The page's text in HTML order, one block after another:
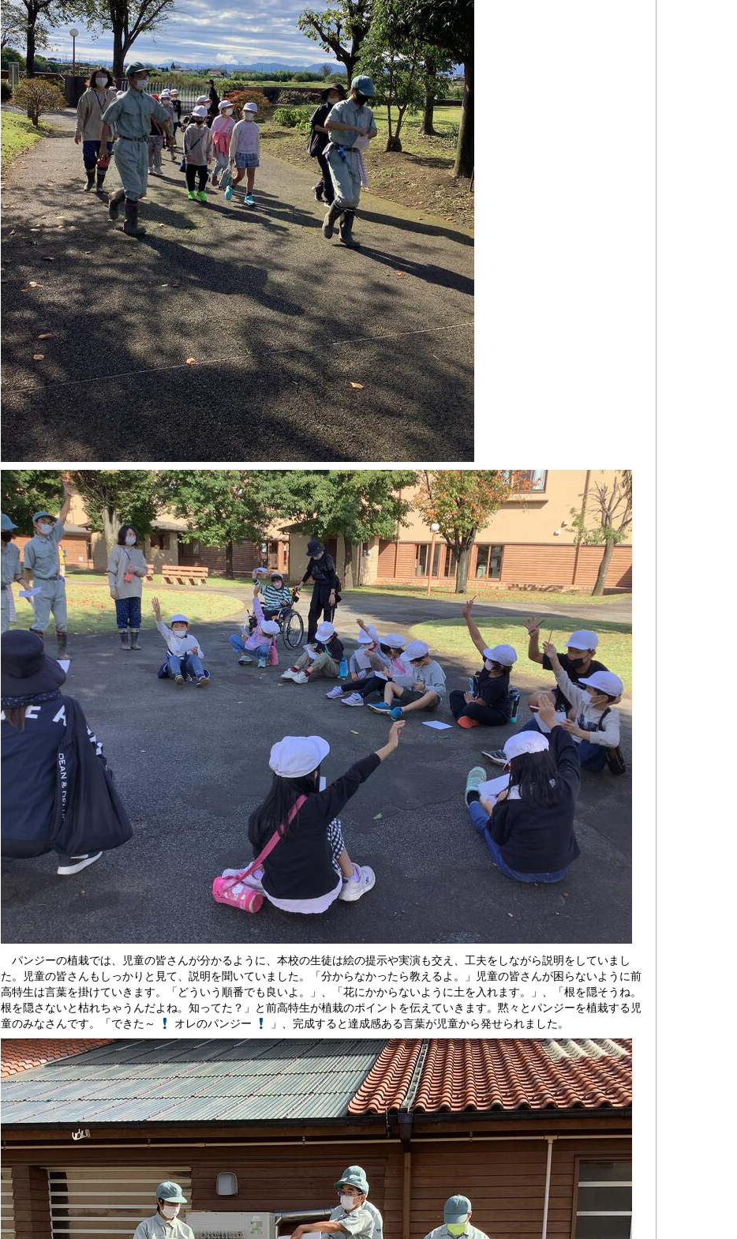
パンジーの植栽では、児童の皆さんが分かるように、本校の生徒は絵の提示や実演も交え、工夫をしながら説明をしていまし
た。児童の皆さんもしっかりと見て、説明を聞いていました。「分からなかったら教えるよ。」児童の皆さんが困らないように前
高特生は言葉を掛けていきます。「どういう順番でも良いよ。」、「花にかからないように土を入れます。」、「根を隠そうね。
根を隠さないと枯れちゃうんだよね。知ってた？」と前高特生が植栽のポイントを伝えていきます。黙々とパンジーを植栽する児
童のみなさんです。「できた～
オレのパンジー 」、完成すると達成感ある言葉が児童から発せられました。